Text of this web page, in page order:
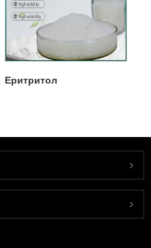
Еритритол